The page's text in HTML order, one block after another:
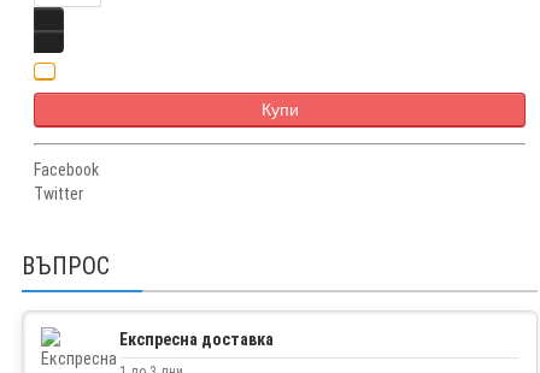
Купи
Facebook
Twitter
ВЪПРОС
Експресна доставка